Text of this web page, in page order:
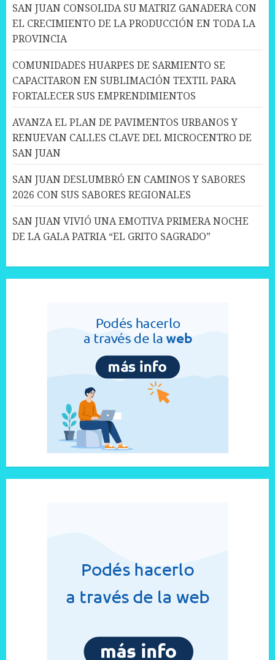
SAN JUAN CONSOLIDA SU MATRIZ GANADERA CON
EL CRECIMIENTO DE LA PRODUCCIÓN EN TODA LA
PROVINCIA
COMUNIDADES HUARPES DE SARMIENTO SE
CAPACITARON EN SUBLIMACIÓN TEXTIL PARA
FORTALECER SUS EMPRENDIMIENTOS
AVANZA EL PLAN DE PAVIMENTOS URBANOS Y
RENUEVAN CALLES CLAVE DEL MICROCENTRO DE
SAN JUAN
SAN JUAN DESLUMBRÓ EN CAMINOS Y SABORES
2026 CON SUS SABORES REGIONALES
SAN JUAN VIVIÓ UNA EMOTIVA PRIMERA NOCHE
DE LA GALA PATRIA “EL GRITO SAGRADO”